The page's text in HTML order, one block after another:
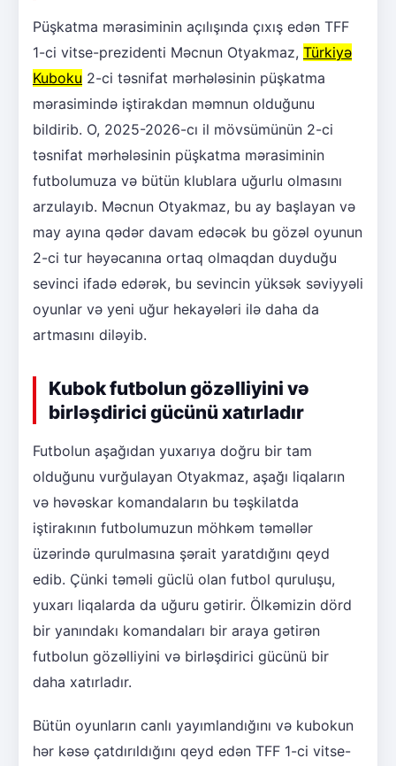
Püşkatma mərasiminin açılışında çıxış edən TFF
1-ci vitse-prezidenti Məcnun Otyakmaz, Türkiyə
Kuboku 2-ci təsnifat mərhələsinin püşkatma
mərasimində iştirakdan məmnun olduğunu
bildirib. O, 2025-2026-cı il mövsümünün 2-ci
təsnifat mərhələsinin püşkatma mərasiminin
futbolumuza və bütün klublara uğurlu olmasını
arzulayıb. Məcnun Otyakmaz, bu ay başlayan və
may ayına qədər davam edəcək bu gözəl oyunun
2-ci tur həyəcanına ortaq olmaqdan duyduğu
sevinci ifadə edərək, bu sevincin yüksək səviyyəli
oyunlar və yeni uğur hekayələri ilə daha da
artmasını diləyib.
Kubok futbolun gözəlliyini və
birləşdirici gücünü xatırladır
Futbolun aşağıdan yuxarıya doğru bir tam
olduğunu vurğulayan Otyakmaz, aşağı liqaların
və həvəskar komandaların bu təşkilatda
iştirakının futbolumuzun möhkəm təməllər
üzərində qurulmasına şərait yaratdığını qeyd
edib. Çünki təməli güclü olan futbol quruluşu,
yuxarı liqalarda da uğuru gətirir. Ölkəmizin dörd
bir yanındakı komandaları bir araya gətirən
futbolun gözəlliyini və birləşdirici gücünü bir
daha xatırladır.
Bütün oyunların canlı yayımlandığını və kubokun
hər kəsə çatdırıldığını qeyd edən TFF 1-ci vitse-